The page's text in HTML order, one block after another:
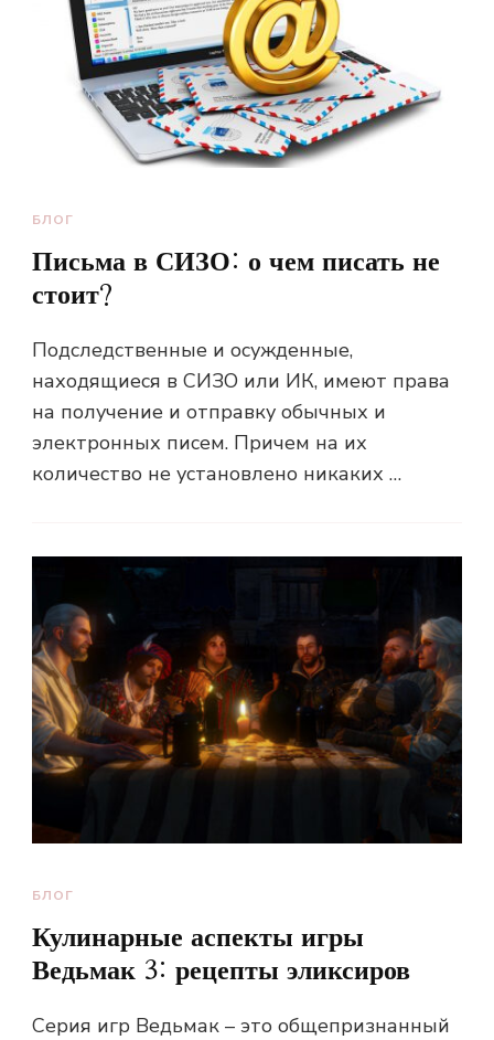
БЛОГ
Письма в СИЗО: о чем писать не
стоит?
Подследственные и осужденные,
находящиеся в СИЗО или ИК, имеют права
на получение и отправку обычных и
электронных писем. Причем на их
количество не установлено никаких …
БЛОГ
Кулинарные аспекты игры
Ведьмак 3: рецепты эликсиров
Серия игр Ведьмак – это общепризнанный